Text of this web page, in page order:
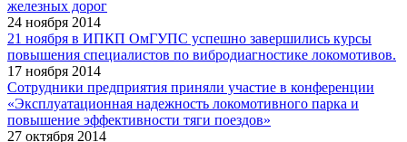
железных дорог
24 ноября 2014
21 ноября в ИПКП ОмГУПС успешно завершились курсы
повышения специалистов по вибродиагностике локомотивов.
17 ноября 2014
Сотрудники предприятия приняли участие в конференции
«Эксплуатационная надежность локомотивного парка и
повышение эффективности тяги поездов»
27 октября 2014